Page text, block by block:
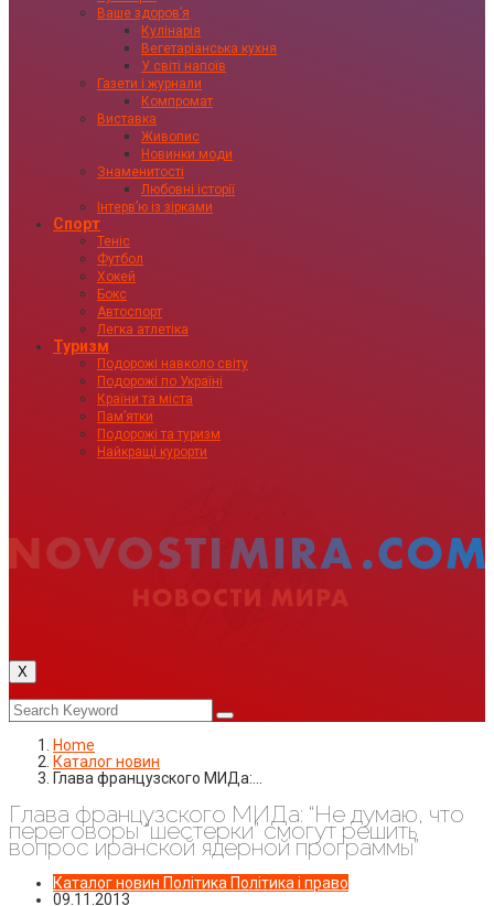
Ваше здоровʼя
Кулінарія
Вегетаріанська кухня
У світі напоїв
Газети і журнали
Компромат
Виставка
Живопис
Новинки моди
Знаменитості
Любовні історії
Інтервʼю із зірками
Спорт
Теніс
Футбол
Хокей
Бокс
Автоспорт
Легка атлетіка
Туризм
Подорожі навколо світу
Подорожі по Україні
Країни та міста
Пам’ятки
Подорожі та туризм
Найкращі курорти
X
Home
Каталог новин
Глава французского МИДа:…
Глава французского МИДа: “Не думаю, что
переговоры “шестерки” смогут решить
вопрос иранской ядерной программы”
Каталог новин Політика Політика і право
09.11.2013